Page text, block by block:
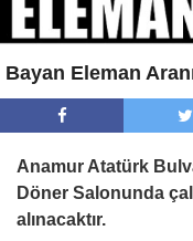
Bayan Eleman
Anamur Atatürk
Döner Salonunda
alınacaktır.